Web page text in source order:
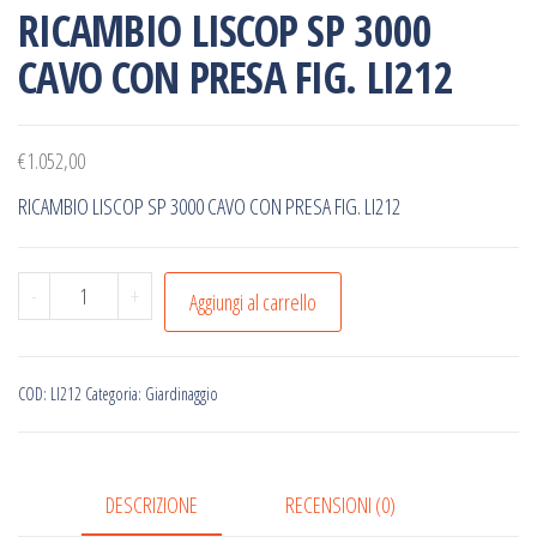
RICAMBIO LISCOP SP 3000
CAVO CON PRESA FIG. LI212
€1.052,00
RICAMBIO LISCOP SP 3000 CAVO CON PRESA FIG. LI212
-
RICAMBIO
LISCOP
3000
+ Aggiungi al carrello
COD: LI212 Categoria: Giardinaggio
DESCRIZIONE RECENSIONI (0)